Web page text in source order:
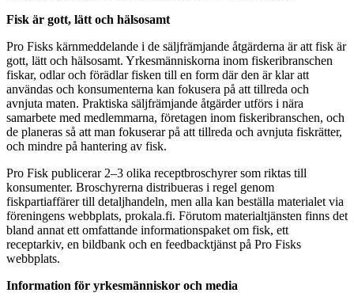
Fisk är gott, lätt och hälsosamt
Pro Fisks kärnmeddelande i de säljfrämjande åtgärderna är att fisk är
gott, lätt och hälsosamt. Yrkesmänniskorna inom fiskeribranschen
fiskar, odlar och förädlar fisken till en form där den är klar att
användas och konsumenterna kan fokusera på att tillreda och
avnjuta maten. Praktiska säljfrämjande åtgärder utförs i nära
samarbete med medlemmarna, företagen inom fiskeribranschen, och
de planeras så att man fokuserar på att tillreda och avnjuta fiskrätter,
och mindre på hantering av fisk.
Pro Fisk publicerar 2–3 olika receptbroschyrer som riktas till
konsumenter. Broschyrerna distribueras i regel genom
fiskpartiaffärer till detaljhandeln, men alla kan beställa materialet via
föreningens webbplats, prokala.fi. Förutom materialtjänsten finns det
bland annat ett omfattande informationspaket om fisk, ett
receptarkiv, en bildbank och en feedbacktjänst på Pro Fisks
webbplats.
Information för yrkesmänniskor och media